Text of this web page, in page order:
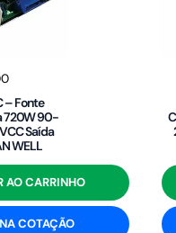
– Fonte
720W 90-
Saída
WELL
AO CARRINHO
COTAÇÃO